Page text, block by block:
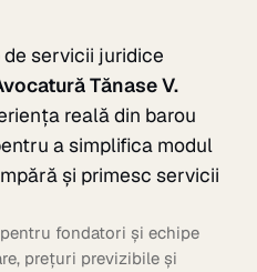
de servicii juridice
Tănase V.
reală din barou
a simplifica modul
și primesc servicii
fondatori și echipe
prețuri previzibile și